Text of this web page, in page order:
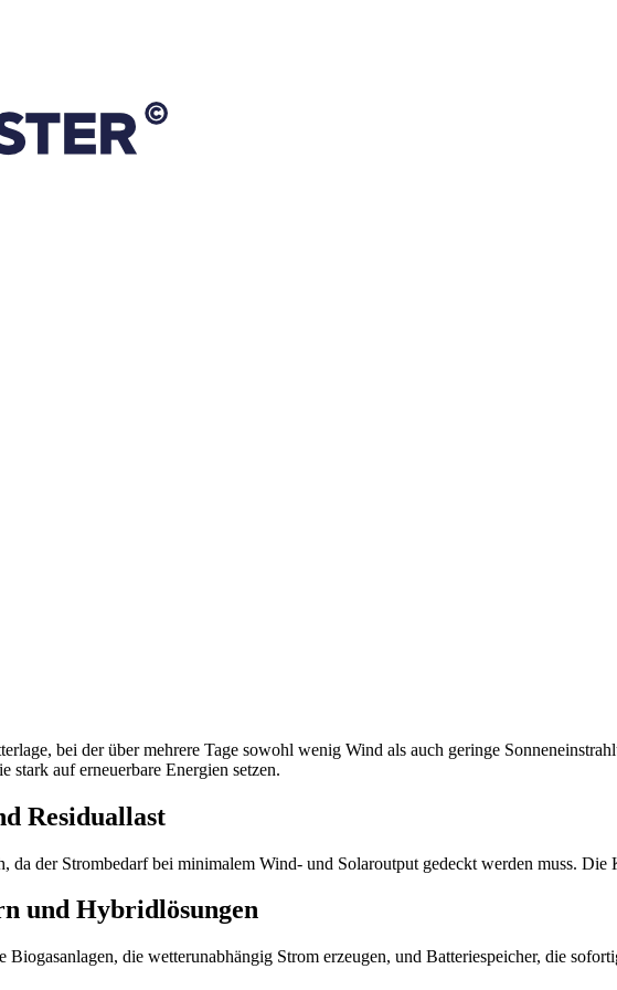
bei der über mehrere Tage sowohl wenig Wind als auch geringe
stark auf erneuerbare Energien setzen.
Residuallast
da der Strombedarf bei minimalem Wind- und Solaroutput gedeckt werden muss. Die
und Hybridlösungen
die wetterunabhängig Strom erzeugen, und Batteriespeicher, die